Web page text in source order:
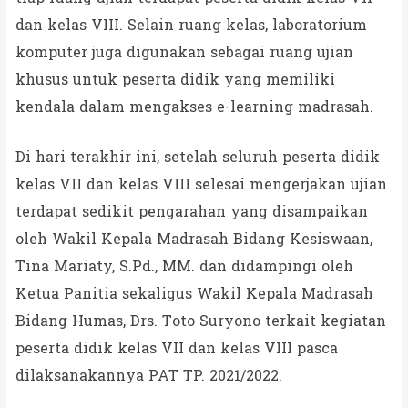
dan kelas VIII. Selain ruang kelas, laboratorium
komputer juga digunakan sebagai ruang ujian
khusus untuk peserta didik yang memiliki
kendala dalam mengakses e-learning madrasah.
Di hari terakhir ini, setelah seluruh peserta didik
kelas VII dan kelas VIII selesai mengerjakan ujian
terdapat sedikit pengarahan yang disampaikan
oleh Wakil Kepala Madrasah Bidang Kesiswaan,
Tina Mariaty, S.Pd., MM. dan didampingi oleh
Ketua Panitia sekaligus Wakil Kepala Madrasah
Bidang Humas, Drs. Toto Suryono terkait kegiatan
peserta didik kelas VII dan kelas VIII pasca
dilaksanakannya PAT TP. 2021/2022.